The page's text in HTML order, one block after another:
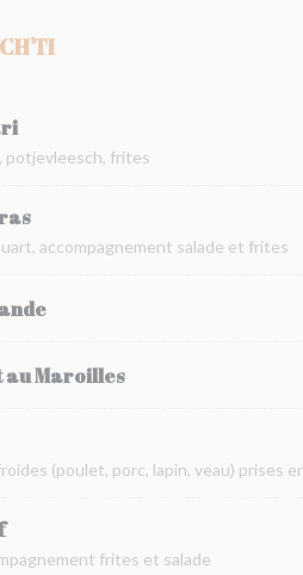
potjevleesch, frites
accompagnement salade et frites
au Maroilles
(poulet, porc, lapin, veau) prises
frites et salade